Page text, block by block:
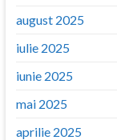
august 2025
iulie 2025
iunie 2025
mai 2025
aprilie 2025